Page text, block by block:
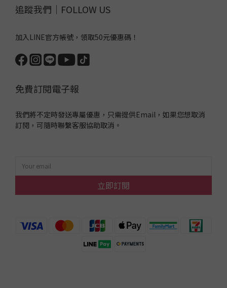
追蹤我們｜FOLLOW US
加入LINE官方帳號，領取50元優惠碼！
免費訂閱電子報
我們將不定時發送專屬優惠，只需提供Email，如果您想取消
訂閱，可隨時聯繫客服協助取消。
立即訂閱